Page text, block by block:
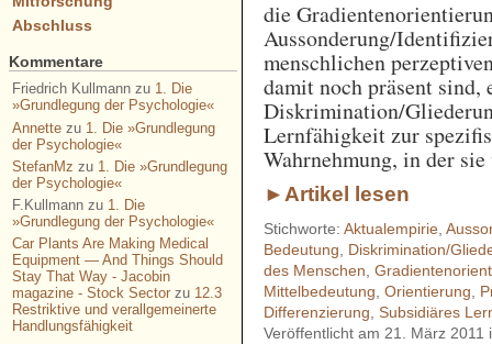
die
Aussonderung/
menschlichen
damit noch präsent
Diskrimination/
Lernfähigkeit zur
Wahrnehmung, in der
►Artikel lesen
Stichworte:Aktualempirie ,
Bedeutung
Diskrimination/
des Menschen ,
Mittelbedeutung ,Orientierung
Differenzierung ,Subsidiäres
Veröffentlicht am 21. März 2011
Abschluss
Kommentare
Friedrich Kullmannzu 1. Die
»Grundlegung der Psychologie«
Annettezu 1. Die »Grundlegung
der Psychologie«
StefanMz zu 1. Die »Grundlegung
der Psychologie«
F.Kullmannzu 1. Die
»Grundlegung der Psychologie«
Car Plants Are Making Medical
Equipment — And Things Should
Stay That Way - Jacobin
magazine - Stock Sectorzu 12.3
Restriktive und verallgemeinerte
Handlungsfähigkeit